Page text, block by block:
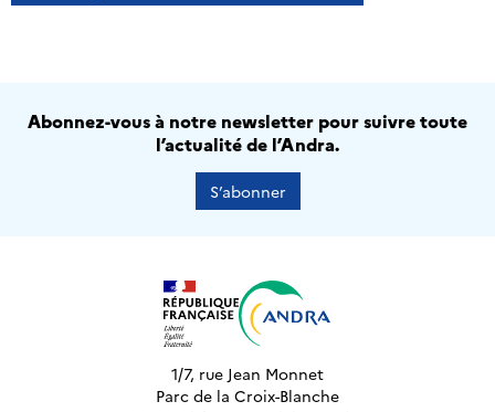
Abonnez-vous à notre newsletter pour suivre toute
l’actualité de l’Andra.
S’abonner
1/7, rue Jean Monnet
Parc de la Croix-Blanche